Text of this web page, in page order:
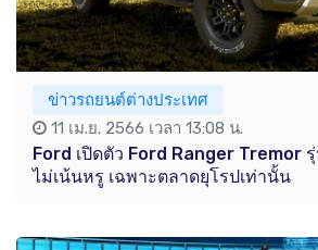
ข่าวรถยนต์ต่างประเทศ
11 เม.ย. 2566 เวลา 13:08 น.
Ford เปิดตัว Ford Ranger Tremor
ไม่เน้นหรู เฉพาะตลาดยุโรปเท่านั้น